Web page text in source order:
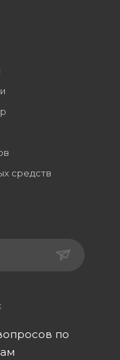
средств
по